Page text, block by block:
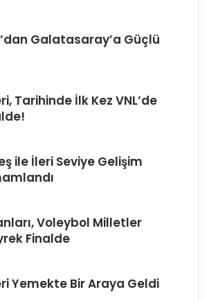
Galatasaray’a Güçlü
Tarihinde İlk Kez VNL’de
ile İleri Seviye Gelişim
Voleybol Milletler
Finalde
Yemekte Bir Araya Geldi